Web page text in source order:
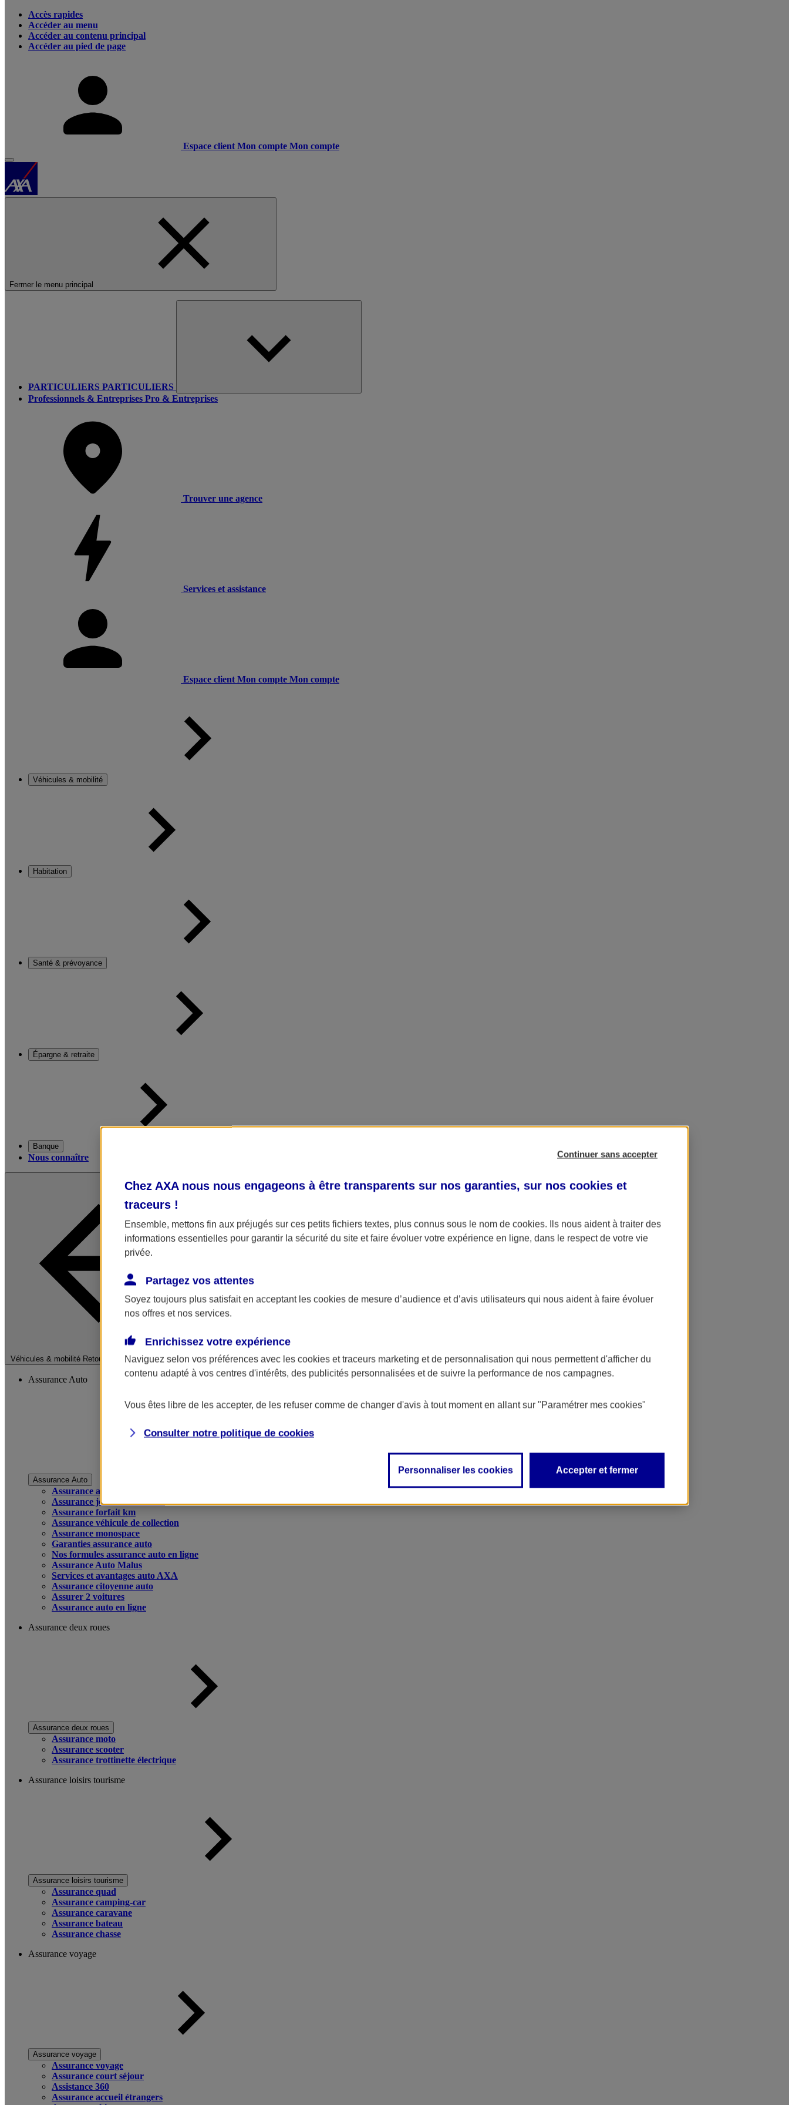
Accès rapides
Accéder au menu
Accéder au contenu principal
Accéder au pied de page
Espace client Mon compte Mon compte
Fermer le menu principal
PARTICULIERS PARTICULIERS
Professionnels & Entreprises Pro & Entreprises
Trouver une agence
Services et assistance
Espace client Mon compte Mon compte
Véhicules & mobilité
Habitation
Santé & prévoyance
Épargne & retraite
Banque
Nous connaître
Véhicules & mobilité Retour à la section précédente
Fermer le menu principal
Assurance Auto
Assurance Auto
Assurance auto
Assurance jeune conducteur
Assurance forfait km
Assurance véhicule de collection
Assurance monospace
Garanties assurance auto
Nos formules assurance auto en ligne
Assurance Auto Malus
Services et avantages auto AXA
Assurance citoyenne auto
Assurer 2 voitures
Assurance auto en ligne
Assurance deux roues
Assurance deux roues
Assurance moto
Assurance scooter
Assurance trottinette électrique
Assurance loisirs tourisme
Assurance loisirs tourisme
Assurance quad
Assurance camping-car
Assurance caravane
Assurance bateau
Assurance chasse
Assurance voyage
Assurance voyage
Assurance voyage
Assurance court séjour
Assistance 360
Assurance accueil étrangers
Continuer sans accepter
Chez AXA nous nous engageons à être transparents sur nos garanties, sur nos cookies et
traceurs !
Ensemble, mettons fin aux préjugés sur ces petits fichiers textes, plus connus sous le nom de cookies. Ils nous aident à traiter des
informations essentielles pour garantir la sécurité du site et faire évoluer votre expérience en ligne, dans le respect de votre vie
privée.
Partagez vos attentes
Soyez toujours plus satisfait en acceptant les cookies de mesure d’audience et d’avis utilisateurs qui nous aident à faire évoluer
nos offres et nos services.
Enrichissez votre expérience
Naviguez selon vos préférences avec les cookies et traceurs marketing et de personnalisation qui nous permettent d'afficher du
contenu adapté à vos centres d'intérêts, des publicités personnalisées et de suivre la performance de nos campagnes.
Vous êtes libre de les accepter, de les refuser comme de changer d'avis à tout moment en allant sur "Paramétrer mes cookies"
Consulter notre politique de cookies
Personnaliser les cookies Accepter et fermer